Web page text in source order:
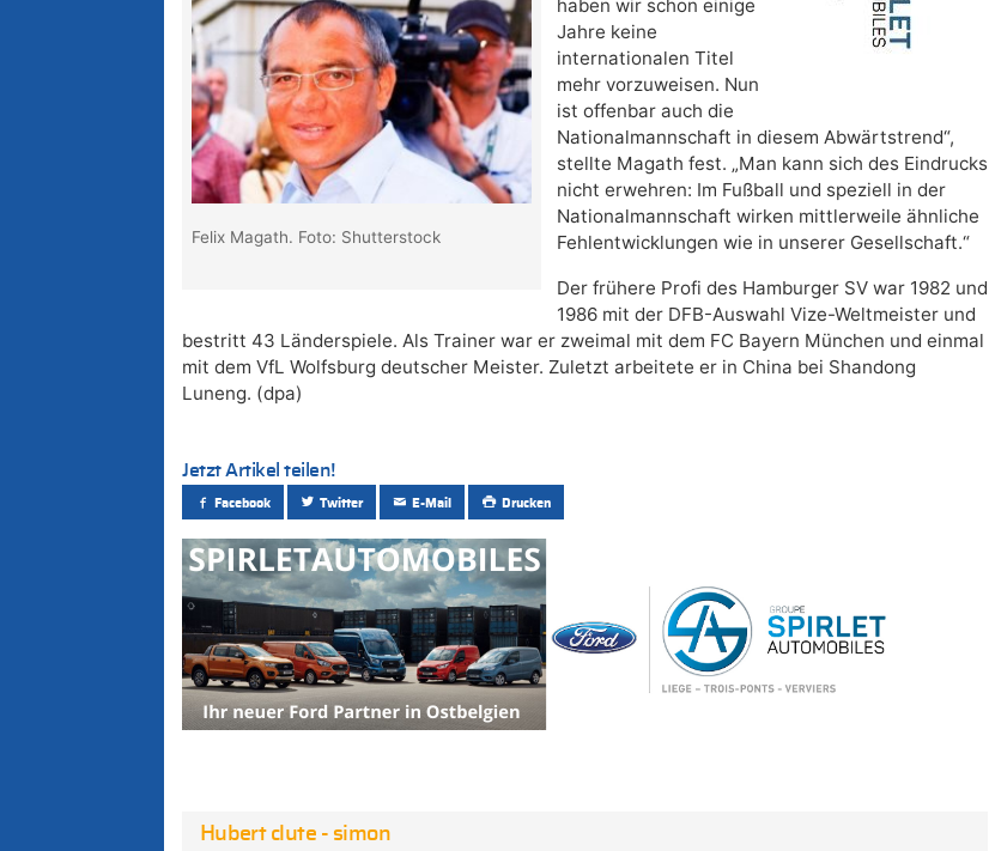
Felix Magath. Foto: Shutterstock
haben wir schon einige
Jahre keine
internationalen Titel
mehr vorzuweisen. Nun
ist offenbar auch die
Nationalmannschaft in diesem Abwärtstrend“,
stellte Magath fest. „Man kann sich des Eindrucks
nicht erwehren: Im Fußball und speziell in der
Nationalmannschaft wirken mittlerweile ähnliche
Fehlentwicklungen wie in unserer Gesellschaft.“
Der frühere Profi des Hamburger SV war 1982 und
1986 mit der DFB-Auswahl Vize-Weltmeister und
bestritt 43 Länderspiele. Als Trainer war er zweimal mit dem FC Bayern München und einmal
mit dem VfL Wolfsburg deutscher Meister. Zuletzt arbeitete er in China bei Shandong
Luneng. (dpa)
Jetzt Artikel teilen!
Facebook Twitter E-Mail Drucken
Hubert clute - simon